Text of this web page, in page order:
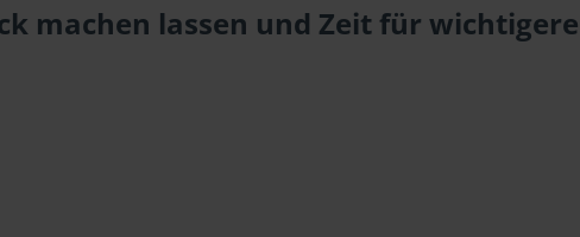
machen lassen und Zeit für wichtigere